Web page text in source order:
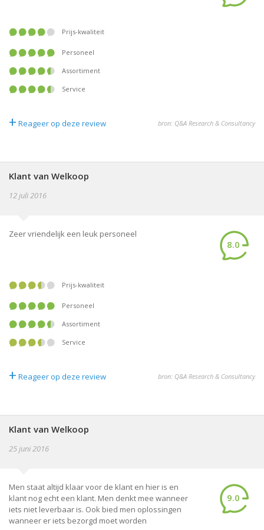
Prijs-kwaliteit
Personeel
Assortiment
Service
+ Reageer op deze review bron: Q&A Research & Consultancy
Klant van Welkoop
12 juli 2016
Zeer vriendelijk een leuk personeel
8.0
Prijs-kwaliteit
Personeel
Assortiment
Service
+ Reageer op deze review bron: Q&A Research & Consultancy
Klant van Welkoop
25 juni 2016
Men staat altijd klaar voor de klant en hier is en
klant nog echt een klant. Men denkt mee wanneer
iets niet leverbaar is. Ook bied men oplossingen
wanneer er iets bezorgd moet worden
9.0